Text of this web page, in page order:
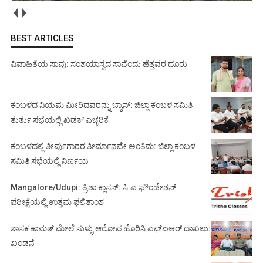
BEST ARTICLES
ವಿವಾಹಿತೆಯ ಸಾವು: ಸಂಶಯಾಸ್ಪದ ಸಾವೆಂದು ಹೆತ್ತವರ ದೂರು
ಕಂಬಳದ ನಿಯಮ ಮೀರಿದವರನ್ನು ಬ್ಯಾನ್: ಜಿಲ್ಲಾ ಕಂಬಳ ಸಮಿತಿ
ತುರ್ತು ಸಭೆಯಲ್ಲಿ ಖಡಕ್ ಎಚ್ಚರಿಕೆ
ಕಂಬಳದಲ್ಲಿ ತೀರ್ಪುಗಾರರ ತೀರ್ಮಾನವೇ ಅಂತಿಮ: ಜಿಲ್ಲಾ ಕಂಬಳ
ಸಮಿತಿ ಸಭೆಯಲ್ಲಿ ನಿರ್ಣಯ
Mangalore/Udupi: ತ್ರಿಶಾ ಕ್ಲಾಸಸ್: ಸಿ.ಎ ಫೌಂಡೇಶನ್
ಪರೀಕ್ಷೆಯಲ್ಲಿ ಉತ್ತಮ ಫಲಿತಾಂಶ
ಶಾಸಕ ಕಾಮತ್ ಮೇಲೆ ಸುಳ್ಳು ಆರೋಪ ಹೊರಿಸಿ ಎಫ್‌ಐಆರ್ ದಾಖಲು:
ಖಂಡನೆ